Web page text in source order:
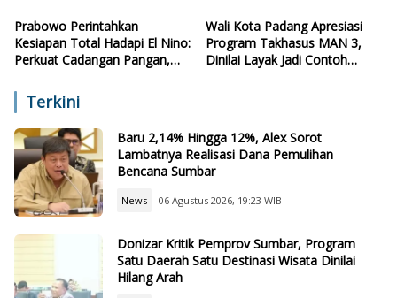
Prabowo Perintahkan
Kesiapan Total Hadapi El Nino:
Perkuat Cadangan Pangan,
Wali Kota Padang Apresiasi
Program Takhasus MAN 3,
Dinilai Layak Jadi Contoh
Terkini
Baru 2,14% Hingga 12%, Alex Sorot
Lambatnya Realisasi Dana Pemulihan
Bencana Sumbar
News 06 Agustus 2026, 19:23 WIB
Donizar Kritik Pemprov Sumbar, Program
Satu Daerah Satu Destinasi Wisata Dinilai
Hilang Arah